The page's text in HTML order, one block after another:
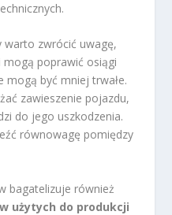
warto zwrócić uwagę,
mogą poprawić osiągi
mogą być mniej trwałe.
zawieszenie pojazdu,
do jego uszkodzenia.
równowagę pomiędzy
bagatelizuje również
użytych do produkcji